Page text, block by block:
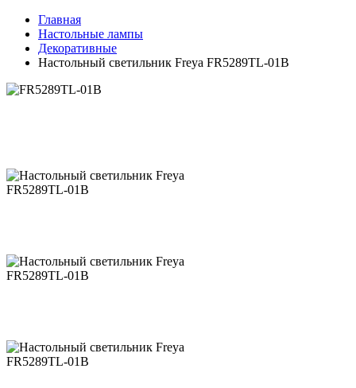
Главная
Настольные лампы
Декоративные
Настольный светильник Freya FR5289TL-01B